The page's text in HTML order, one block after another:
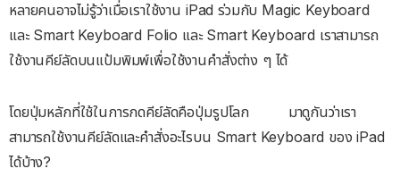
หลายคนอาจไม่รู้ว่าเมื่อเราใช้งาน iPad ร่วมกับ Magic Keyboard
และ Smart Keyboard Folio และ Smart Keyboard เราสามารถ
ใช้งานคีย์ลัดบนแป้มพิมพ์เพื่อใช้งานคำสั่งต่าง ๆ ได้
โดยปุ่มหลักที่ใช้ในการกดคีย์ลัดคือปุ่มรูปโลก
มาดูกันว่าเรา
สามารถใช้งานคีย์ลัดและคำสั่งอะไรบน Smart Keyboard ของ iPad
ได้บ้าง?